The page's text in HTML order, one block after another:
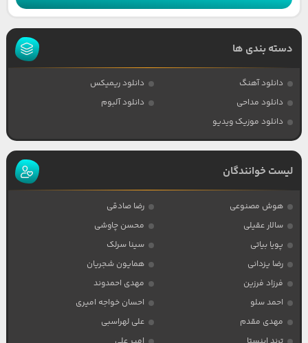
دسته بندی ها
دانلود آهنگ
دانلود ریمیکس
دانلود مداحی
دانلود آلبوم
دانلود موزیک ویدیو
لیست خوانندگان
هوش مصنوعی
رضا صادقی
سالار عقیلی
محسن چاوشی
پویا بیاتی
سینا سرلک
رضا یزدانی
همایون شجریان
فرزاد فرزین
مهدی احمدوند
احمد سلو
احسان خواجه امیری
مهدی مقدم
علی لهراسبی